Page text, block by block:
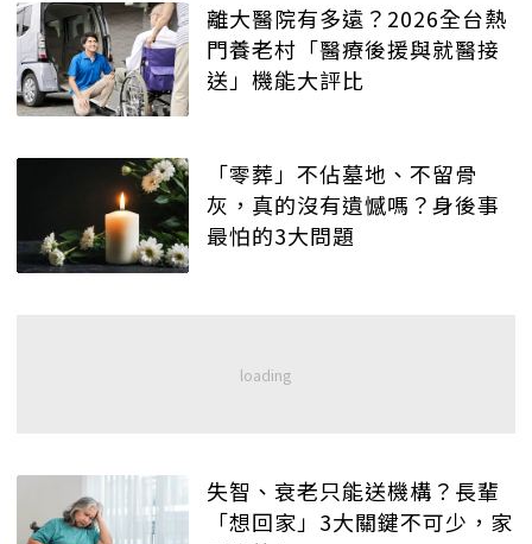
離大醫院有多遠？2026全台熱
門養老村「醫療後援與就醫接
送」機能大評比
「零葬」不佔墓地、不留骨
灰，真的沒有遺憾嗎？身後事
最怕的3大問題
失智、衰老只能送機構？長輩
「想回家」3大關鍵不可少，家